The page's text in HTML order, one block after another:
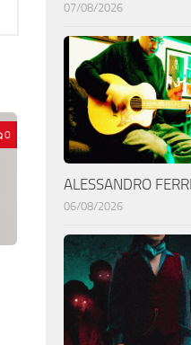
0
07/08/2026
ALESSANDRO
06/08/2026